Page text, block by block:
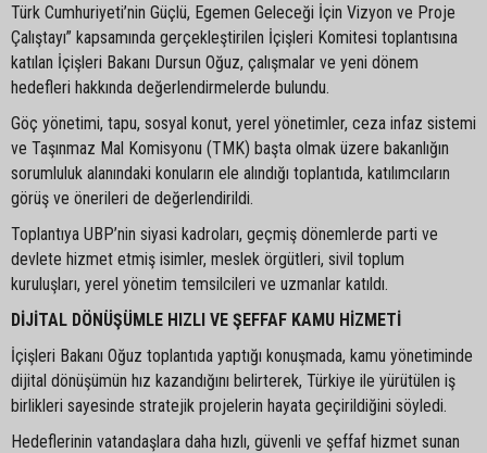
Türk Cumhuriyeti’nin Güçlü, Egemen Geleceği İçin Vizyon ve Proje
Çalıştayı” kapsamında gerçekleştirilen İçişleri Komitesi toplantısına
katılan İçişleri Bakanı Dursun Oğuz, çalışmalar ve yeni dönem
hedefleri hakkında değerlendirmelerde bulundu.
Göç yönetimi, tapu, sosyal konut, yerel yönetimler, ceza infaz sistemi
ve Taşınmaz Mal Komisyonu (TMK) başta olmak üzere bakanlığın
sorumluluk alanındaki konuların ele alındığı toplantıda, katılımcıların
görüş ve önerileri de değerlendirildi.
Toplantıya UBP’nin siyasi kadroları, geçmiş dönemlerde parti ve
devlete hizmet etmiş isimler, meslek örgütleri, sivil toplum
kuruluşları, yerel yönetim temsilcileri ve uzmanlar katıldı.
DİJİTAL DÖNÜŞÜMLE HIZLI VE ŞEFFAF KAMU HİZMETİ
İçişleri Bakanı Oğuz toplantıda yaptığı konuşmada, kamu yönetiminde
dijital dönüşümün hız kazandığını belirterek, Türkiye ile yürütülen iş
birlikleri sayesinde stratejik projelerin hayata geçirildiğini söyledi.
Hedeflerinin vatandaşlara daha hızlı, güvenli ve şeffaf hizmet sunan